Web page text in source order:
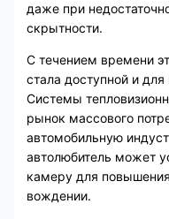
даже при
скрытности.
С течением времени
стала доступной и
Системы
рынок массового
автомобильную
автолюбитель может
камеру для
вождении.